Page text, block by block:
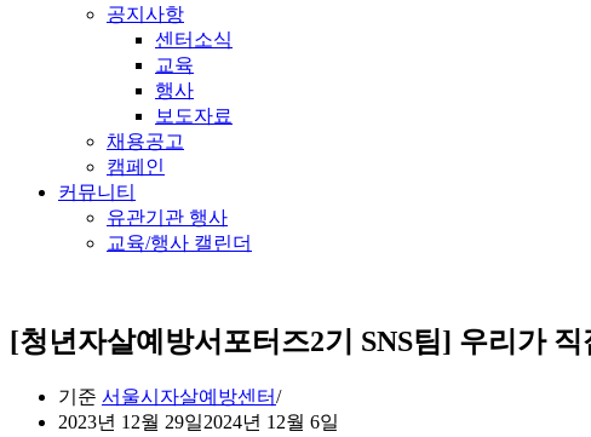
공지사항
센터소식
교육
행사
보도자료
채용공고
캠페인
커뮤니티
유관기관 행사
교육/행사 캘린더
[청년자살예방서포터즈2기 SNS팀] 우리가
기준 서울시자살예방센터
2023년 12월 29일2024년 12월 6일